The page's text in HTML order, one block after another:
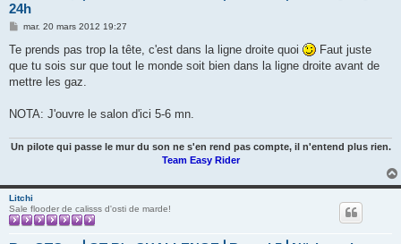
24h
M
s
a
g
mar. 20 mars 2012 19:27
Te prends pas trop la tête, c'est dans la ligne droite quoi
Faut juste
que tu sois sur que tout le monde soit bien dans la ligne droite avant de
mettre les gaz.
NOTA: J'ouvre le salon d'ici 5-6 mn.
Un pilote qui passe le mur du son ne s'en rend pas compte, il n'entend plus rien.
Team Easy Rider
Litchi
Sale flooder de calisss d'osti de marde!